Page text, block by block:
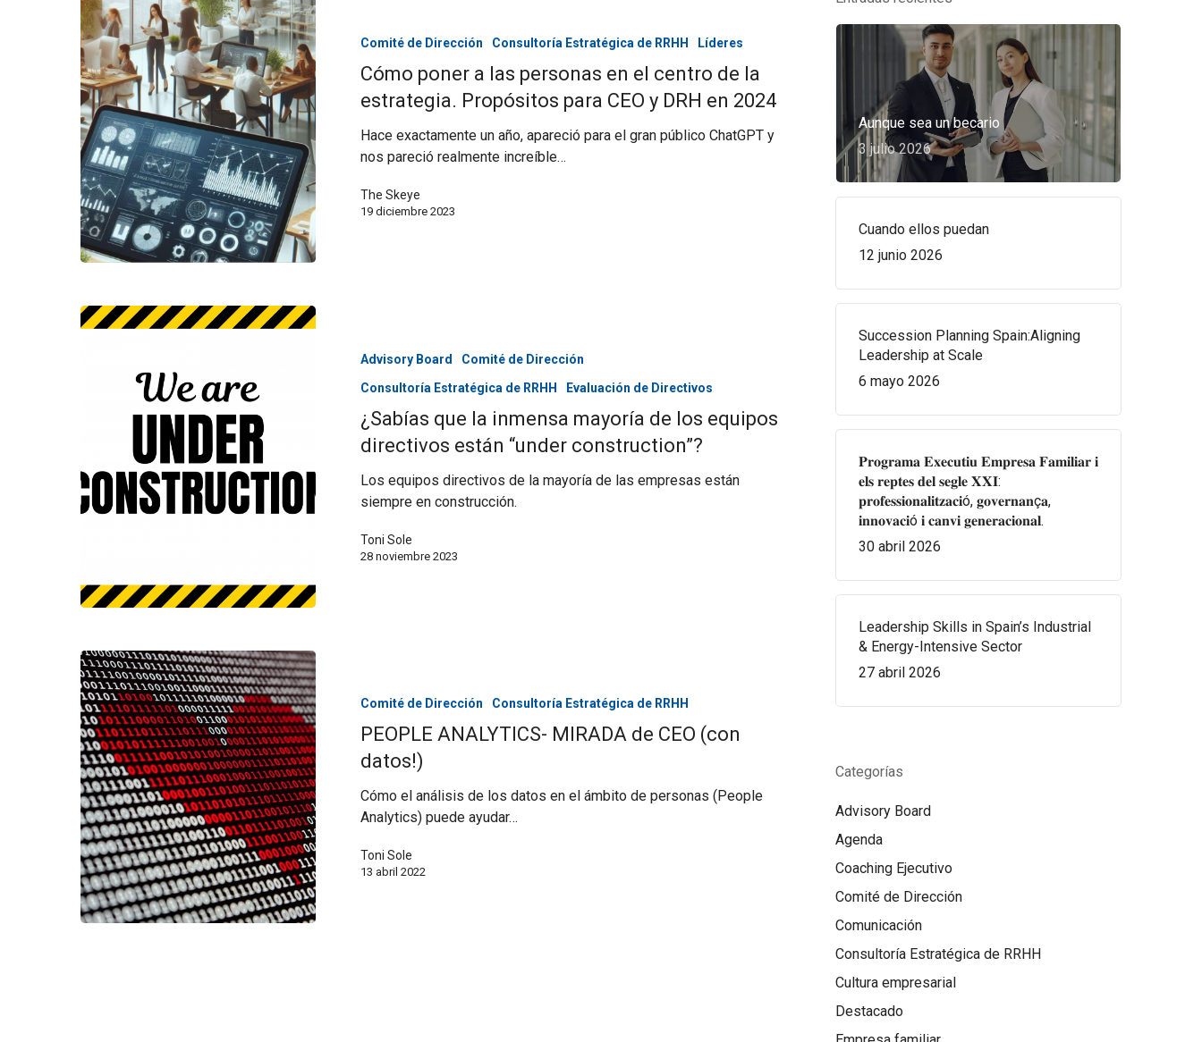
Comité de Dirección Consultoría Estratégica de RRHH Líderes
Cómo poner a las personas en el centro de la
estrategia. Propósitos para CEO y DRH en 2024
Hace exactamente un año, apareció para el gran público ChatGPT y
nos pareció realmente increíble…
The Skeye
19 diciembre 2023
Advisory Board
Comité de Dirección
Consultoría Estratégica de RRHH
Evaluación de Directivos
¿Sabías que la inmensa mayoría de los equipos
directivos están “under construction”?
Los equipos directivos de la mayoría de las empresas están
siempre en construcción.
Toni Sole
28 noviembre 2023
Comité de Dirección Consultoría Estratégica de RRHH
PEOPLE ANALYTICS- MIRADA de CEO (con
datos!)
Cómo el análisis de los datos en el ámbito de personas (People
Analytics) puede ayudar…
Toni Sole
13 abril 2022
Aunque sea un becario
3 julio 2026
Cuando ellos puedan
12 junio 2026
Succession Planning Spain:Aligning
Leadership at Scale
6 mayo 2026
𝐏𝐫𝐨𝐠𝐫𝐚𝐦𝐚 𝐄𝐱𝐞𝐜𝐮𝐭𝐢𝐮 𝐄𝐦𝐩𝐫𝐞𝐬𝐚 𝐅𝐚𝐦𝐢𝐥𝐢𝐚𝐫 𝐢
𝐞𝐥𝐬 𝐫𝐞𝐩𝐭𝐞𝐬 𝐝𝐞𝐥 𝐬𝐞𝐠𝐥𝐞 𝐗𝐗𝐈:
𝐩𝐫𝐨𝐟𝐞𝐬𝐬𝐢𝐨𝐧𝐚𝐥𝐢𝐭𝐳𝐚𝐜𝐢ó, 𝐠𝐨𝐯𝐞𝐫𝐧𝐚𝐧ç𝐚,
𝐢𝐧𝐧𝐨𝐯𝐚𝐜𝐢ó 𝐢 𝐜𝐚𝐧𝐯𝐢 𝐠𝐞𝐧𝐞𝐫𝐚𝐜𝐢𝐨𝐧𝐚𝐥.
30 abril 2026
Leadership Skills in Spain’s Industrial
& Energy-Intensive Sector
27 abril 2026
Categorías
Advisory Board
Agenda
Coaching Ejecutivo
Comité de Dirección
Comunicación
Consultoría Estratégica de RRHH
Cultura empresarial
Destacado